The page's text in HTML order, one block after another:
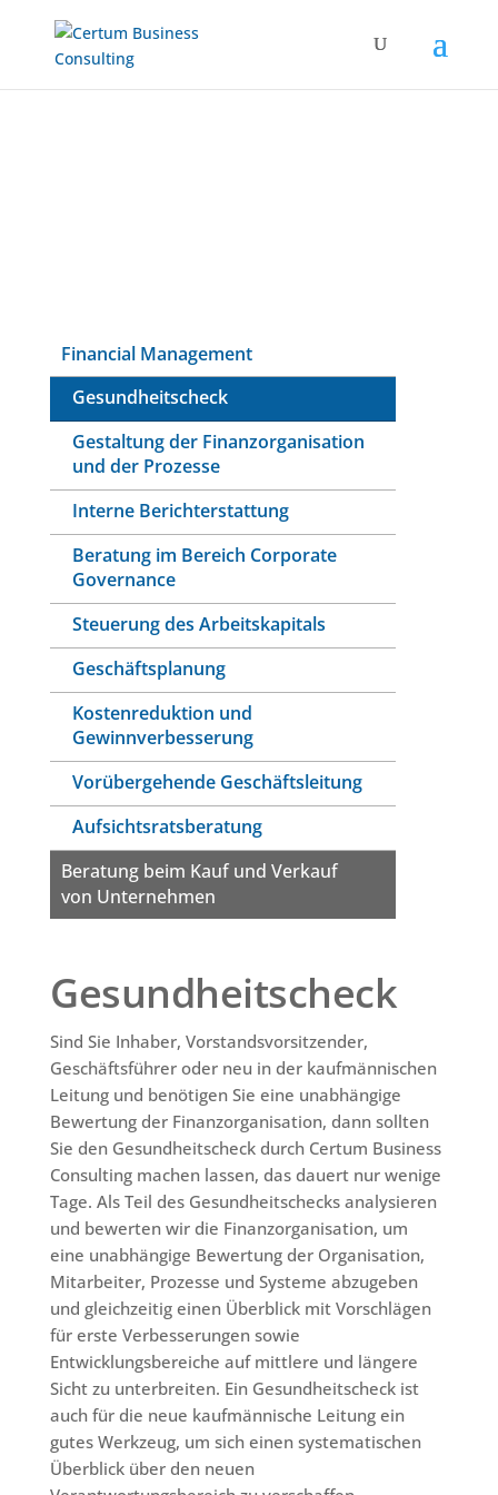
Financial Management
Gesundheitscheck
Gestaltung der Finanzorganisation
und der Prozesse
Interne Berichterstattung
Beratung im Bereich Corporate
Governance
Steuerung des Arbeitskapitals
Geschäftsplanung
Kostenreduktion und
Gewinnverbesserung
Vorübergehende Geschäftsleitung
Aufsichtsratsberatung
Beratung beim Kauf und Verkauf
von Unternehmen
Gesundheitscheck
Sind Sie Inhaber, Vorstandsvorsitzender,
Geschäftsführer oder neu in der kaufmännischen
Leitung und benötigen Sie eine unabhängige
Bewertung der Finanzorganisation, dann sollten
Sie den Gesundheitscheck durch Certum Business
Consulting machen lassen, das dauert nur wenige
Tage. Als Teil des Gesundheitschecks analysieren
und bewerten wir die Finanzorganisation, um
eine unabhängige Bewertung der Organisation,
Mitarbeiter, Prozesse und Systeme abzugeben
und gleichzeitig einen Überblick mit Vorschlägen
für erste Verbesserungen sowie
Entwicklungsbereiche auf mittlere und längere
Sicht zu unterbreiten. Ein Gesundheitscheck ist
auch für die neue kaufmännische Leitung ein
gutes Werkzeug, um sich einen systematischen
Überblick über den neuen